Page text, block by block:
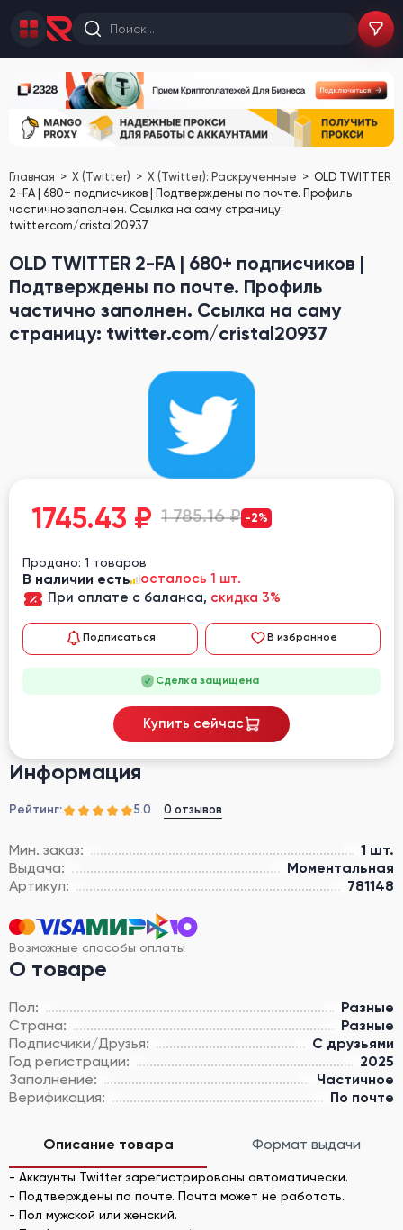
Главная X (Twitter) X (Twitter): Раскрученные
OLD TWITTER
2-FA | 680+ подписчиков | Подтверждены по почте. Профиль
частично заполнен. Ссылка на саму страницу:
twitter.com/cristal20937
OLD TWITTER 2-FA | 680+ подписчиков |
Подтверждены по почте. Профиль
частично заполнен. Ссылка на саму
страницу: twitter.com/cristal20937
Информация
Рейтинг: 5.0 0 отзывов
Мин. заказ:
1 шт.
Выдача:
Моментальная
Артикул:
781148
Возможные способы оплаты
О товаре
Пол:
Разные
Страна:
Разные
Подписчики/Друзья:
С друзьями
Год регистрации:
2025
Заполнение:
Частичное
Верификация:
По почте
1745.43 ₽ 1 785.16 ₽ -2%
Продано: 1 товаров
В наличии есть
осталось 1 шт.
При оплате с баланса, скидка 3%
Подписаться В избранное
Сделка защищена
Купить сейчас
Описание товара Формат выдачи
- Аккаунты Twitter зарегистрированы автоматически.
- Подтверждены по почте. Почта может не работать.
- Пол мужской или женский.